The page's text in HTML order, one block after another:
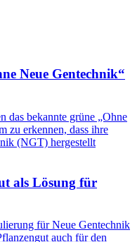
Neue Gentechnik“
das bekannte grüne „Ohne
zu erkennen, dass ihre
(NGT) hergestellt
als Lösung für
für Neue Gentechnik
auch für den